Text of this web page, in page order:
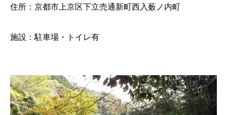
住所：京都市上京区下立売通新町西入薮ノ内町
施設：駐車場・トイレ有